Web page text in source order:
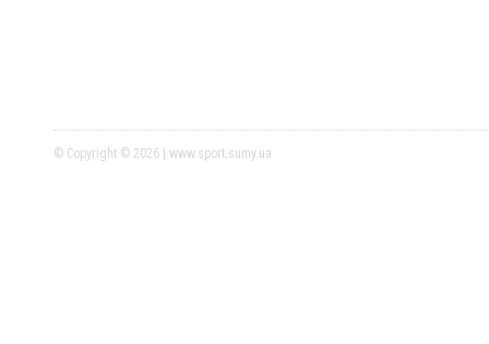
© Copyright © 2026 | www.sport.sumy.ua